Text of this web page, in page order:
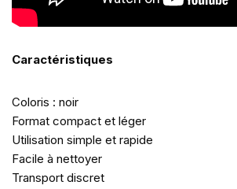
Caractéristiques
Coloris : noir
Format compact et léger
Utilisation simple et rapide
Facile à nettoyer
Transport discret